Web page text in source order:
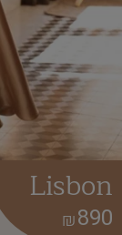
Lisbon
890
₪